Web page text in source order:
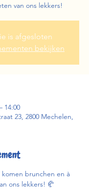
van ons lekkers!
is afgesloten
bekijken
14:00
23, 2800 Mechelen,
komen brunchen en à
ons lekkers! 🥐